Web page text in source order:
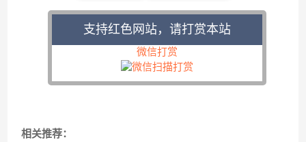
支持红色网站，请打赏本站
微信打赏
相关推荐：